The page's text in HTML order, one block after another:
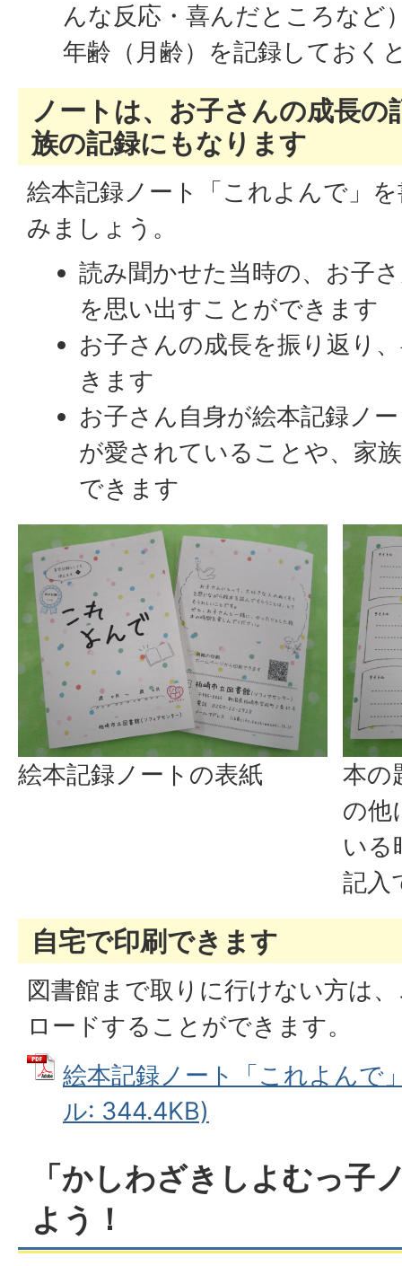
んな反応・喜んだところなど
年齢（月齢）を記録しておく
ノートは、お子さんの成長の
族の記録にもなります
絵本記録ノート「これよんで」
みましょう。
読み聞かせた当時の、お子
を思い出すことができます
お子さんの成長を振り返り
きます
お子さん自身が絵本記録ノ
が愛されていることや、家
できます
絵本記録ノートの表紙
本の
の他
いる
記入
自宅で印刷できます
図書館まで取りに行けない方は
ロードすることができます。
絵本記録ノート「これよんで
ル: 344.4KB)
「かしわざきしよむっ子
よう！